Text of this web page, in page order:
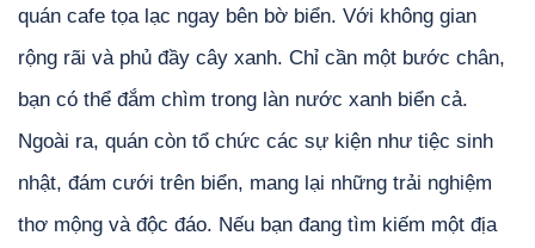
quán cafe tọa lạc ngay bên bờ biển. Với không gian
rộng rãi và phủ đầy cây xanh. Chỉ cần một bước chân,
bạn có thể đắm chìm trong làn nước xanh biển cả.
Ngoài ra, quán còn tổ chức các sự kiện như tiệc sinh
nhật, đám cưới trên biển, mang lại những trải nghiệm
thơ mộng và độc đáo. Nếu bạn đang tìm kiếm một địa